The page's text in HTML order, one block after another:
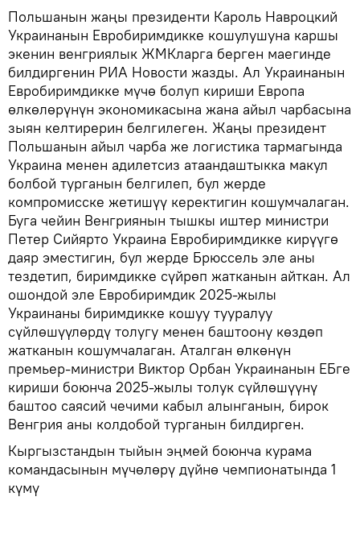
Польшанын жаңы президенти Кароль Навроцкий
Украинанын Евробиримдикке кошулушуна каршы
экенин венгриялык ЖМКларга берген маегинде
билдиргенин РИА Новости жазды. Ал Украинанын
Евробиримдикке мүчө болуп кириши Европа
өлкөлөрүнүн экономикасына жана айыл чарбасына
зыян келтирерин белгилеген. Жаңы президент
Польшанын айыл чарба же логистика тармагында
Украина менен адилетсиз атаандаштыкка макул
болбой турганын белгилеп, бул жерде
компромисске жетишүү керектигин кошумчалаган.
Буга чейин Венгриянын тышкы иштер министри
Петер Сийярто Украина Евробиримдикке кирүүгө
даяр эместигин, бул жерде Брюссель эле аны
тездетип, биримдикке сүйрөп жатканын айткан. Ал
ошондой эле Евробиримдик 2025-жылы
Украинаны биримдикке кошуу тууралуу
сүйлөшүүлөрдү толугу менен баштоону көздөп
жатканын кошумчалаган. Аталган өлкөнүн
премьер-министри Виктор Орбан Украинанын ЕБге
кириши боюнча 2025-жылы толук сүйлөшүүнү
баштоо саясий чечими кабыл алынганын, бирок
Венгрия аны колдобой турганын билдирген.
Кыргызстандын тыйын эңмей боюнча курама
командасынын мүчөлөрү дүйнө чемпионатында 1
күмү